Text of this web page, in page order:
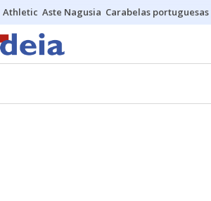
Athletic Aste Nagusia Carabelas portuguesas